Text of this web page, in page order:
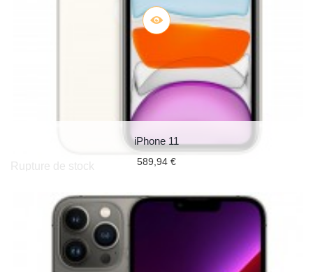
Rupture de stock
iPhone 11
589,94 €